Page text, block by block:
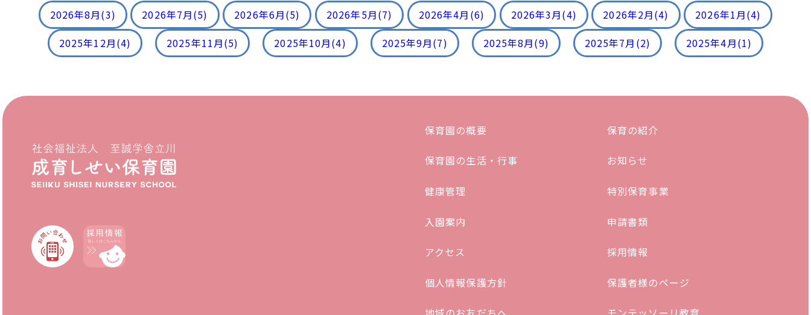
2026年8月(3) 2026年7月(5) 2026年6月(5) 2026年5月(7) 2026年4月 (6) 2026年3月(4) 2026年2月(4) 2026年1月(4)
2025年12月(4) 2025年11月(5) 2025年10月(4) 2025年9月(7) 2025年8月(9) 2025年7月 (2) 2025年4月(1)
保育園の概要 保育の紹介
保育園の生活・行事 お知らせ
健康管理 特別保育事業
入園案内 申請書類
アクセス 採用情報
個人情報保護方針 保護者様のページ